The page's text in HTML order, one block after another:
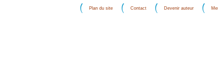
Plan du site Contact Devenir auteur